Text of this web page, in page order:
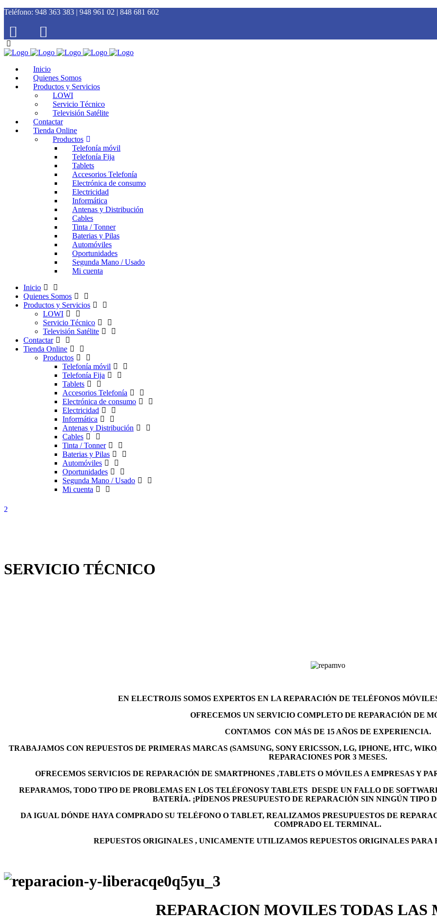
Teléfono: 948 363 383 | 948 961 02 | 848 681 602
Inicio
Quienes Somos
Productos y Servicios
LOWI
Servicio Técnico
Televisión Satélite
Contactar
Tienda Online
Productos
Telefonía móvil
Telefonía Fija
Tablets
Accesorios Telefonía
Electrónica de consumo
Electricidad
Informática
Antenas y Distribución
Cables
Tinta / Tonner
Baterias y Pilas
Automóviles
Oportunidades
Segunda Mano / Usado
Mi cuenta
Inicio
Quienes Somos
Productos y Servicios
LOWI
Servicio Técnico
Televisión Satélite
Contactar
Tienda Online
Productos
Telefonía móvil
Telefonía Fija
Tablets
Accesorios Telefonía
Electrónica de consumo
Electricidad
Informática
Antenas y Distribución
Cables
Tinta / Tonner
Baterias y Pilas
Automóviles
Oportunidades
Segunda Mano / Usado
Mi cuenta
SERVICIO TÉCNICO
EN ELECTROJIS SOMOS EXPERTOS EN LA REPARACIÓN DE TELÉFONOS
OFRECEMOS UN SERVICIO COMPLETO DE REPARACIÓN DE
CONTAMOS CON MÁS DE 15 AÑOS DE EXPERIENCIA.
TRABAJAMOS CON REPUESTOS DE PRIMERAS MARCAS (SAMSUNG, SONY ERICSSON, LG, IPHONE, HTC,
REPARACIONES POR 3 MESES.
OFRECEMOS SERVICIOS DE REPARACIÓN DE SMARTPHONES ,TABLETS O MÓVILES A EMPRESAS Y
REPARAMOS, TODO TIPO DE PROBLEMAS EN LOS TELÉFONOSY TABLETS DESDE UN FALLO DE
BATERÍA. ¡PÍDENOS PRESUPUESTO DE REPARACIÓN SIN NINGÚN TIPO
DA IGUAL DÓNDE HAYA COMPRADO SU TELÉFONO O TABLET, REALIZAMOS PRESUPUESTOS DE
COMPRADO EL TERMINAL.
REPUESTOS ORIGINALES , UNICAMENTE UTILIZAMOS REPUESTOS ORIGINALES
REPARACION MOVILES TODAS LAS